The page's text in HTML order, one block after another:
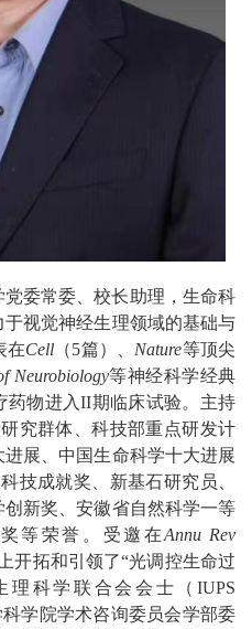
委常委、校长助理，生命科
视觉神经生理领域的基础与
在Cell （5篇）、 Nature等顶尖
Neurobiology等神经科学经典
药物进入II期临床试验。主持
究群体、科技部重点研发计
展、中国生命科学十大进展
技成就奖、新基石研究员、
新奖、安徽省自然科学一等
等荣誉。受邀在Annu Rev
开拓和引领了“光调控生命过
科学联合会会士（IUPS
科学院学术咨询委员会学部委